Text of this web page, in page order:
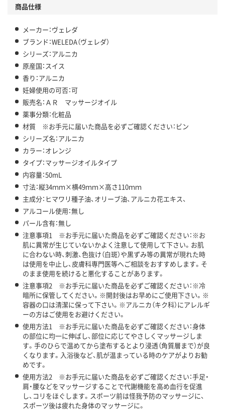
商品仕様
メーカー：ヴェレダ
ブランド：WELEDA（ヴェレダ）
シリーズ：アルニカ
原産国：スイス
香り：アルニカ
妊婦使用の可否：可
販売名：ＡＲ マッサージオイル
薬事分類：化粧品
材質 ※お手元に届いた商品を必ずご確認ください：ビン
シリーズ名：アルニカ
カラー：オレンジ
タイプ：マッサージオイルタイプ
内容量：50mL
寸法：縦34ｍｍ×横49ｍｍ×高さ110ｍｍ
主成分：ヒマワリ種子油、オリーブ油、アルニカ花エキス、
アルコール使用：無し
パール含有：無し
注意事項1 ※お手元に届いた商品を必ずご確認ください：※お
肌に異常が生じていないかよく注意して使用して下さい。お肌
に合わない時、刺激、色抜け（白斑）や黒ずみ等の異常が現れた時
は使用を中止し、皮膚科専門医等へご相談をおすすめします。そ
のまま使用を続けると悪化することがあります。
注意事項2 ※お手元に届いた商品を必ずご確認ください：※冷
暗所に保管してください。※開封後はお早めにご使用下さい。※
容器の口は清潔に保って下さい。※アルニカ（キク科）にアレルギ
ーの方はご使用をお避けください。
使用方法1 ※お手元に届いた商品を必ずご確認ください：身体
の部位に均一に伸ばし、部位に応じてやさしくマッサージしま
す。手のひらで温めてから塗布するとより浸透（角質層まで）が良
くなります。入浴後など、肌が温まっている時のケアがよりお勧
めです。
使用方法2 ※お手元に届いた商品を必ずご確認ください：手足・
肩・腰などをマッサージすることで代謝機能を高め血行を促進
し、コリをほぐします。スポーツ前は怪我予防のマッサージに、
スポーツ後は疲れた身体のマッサージに。